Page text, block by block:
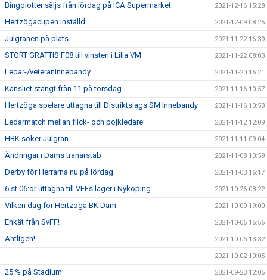
Bingolotter säljs från lördag på ICA Supermarket 2021-12-16 15:28
Hertzögacupen inställd 2021-12-09 08:25
Julgranen på plats 2021-11-22 16:39
STORT GRATTIS F08 till vinsten i Lilla VM 2021-11-22 08:03
Ledar-/veteraninnebandy 2021-11-20 16:21
Kansliet stängt från 11 på torsdag 2021-11-16 10:57
Hertzöga spelare uttagna till Distriktslags SM Innebandy 2021-11-16 10:53
Ledarmatch mellan flick- och pojkledare 2021-11-12 12:09
HBK söker Julgran 2021-11-11 09:04
Ändringar i Dams tränarstab 2021-11-08 10:59
Derby för Herrarna nu på lördag 2021-11-03 16:17
6 st 06:or uttagna till VFFs läger i Nyköping 2021-10-26 08:22
Vilken dag för Hertzöga BK Dam 2021-10-09 19:00
Enkät från SvFF! 2021-10-06 15:56
Äntligen! 2021-10-05 13:32
2021-10-02 10:05
25 % på Stadium 2021-09-23 12:05